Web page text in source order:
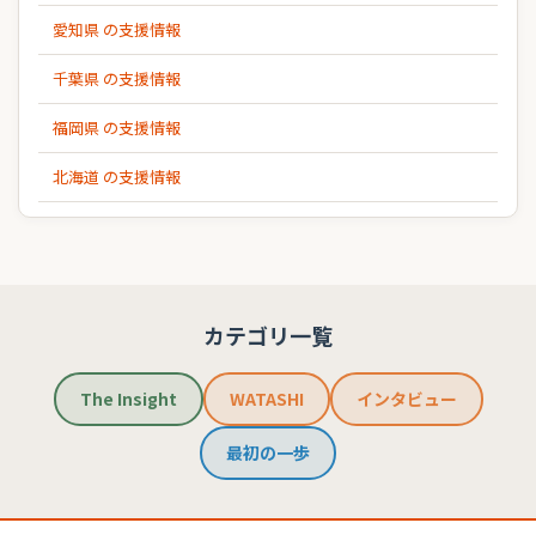
愛知県 の支援情報
千葉県 の支援情報
福岡県 の支援情報
北海道 の支援情報
カテゴリ一覧
The Insight WATASHI インタビュー
最初の一歩